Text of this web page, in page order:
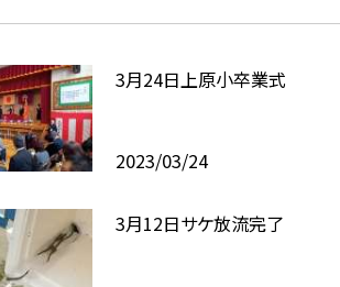
3月24日上原小卒業式
2023/03/24
3月12日サケ放流完了